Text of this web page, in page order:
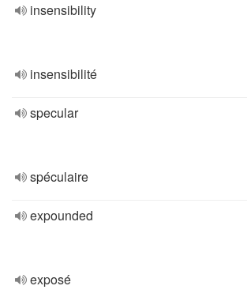
insensibility
insensibilité
specular
spéculaire
expounded
exposé